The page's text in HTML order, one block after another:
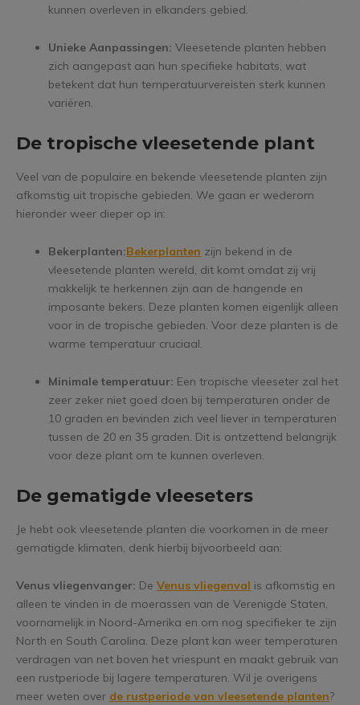
kunnen overleven in elkanders gebied.
Unieke Aanpassingen: Vleesetende planten hebben
zich aangepast aan hun specifieke habitats, wat
betekent dat hun temperatuurvereisten sterk kunnen
variëren.
De tropische vleesetende plant
Veel van de populaire en bekende vleesetende planten zijn
afkomstig uit tropische gebieden. We gaan er wederom
hieronder weer dieper op in:
Bekerplanten:Bekerplanten zijn bekend in de
vleesetende planten wereld, dit komt omdat zij vrij
makkelijk te herkennen zijn aan de hangende en
imposante bekers. Deze planten komen eigenlijk alleen
voor in de tropische gebieden. Voor deze planten is de
warme temperatuur cruciaal.
Minimale temperatuur: Een tropische vleeseter zal het
zeer zeker niet goed doen bij temperaturen onder de
10 graden en bevinden zich veel liever in temperaturen
tussen de 20 en 35 graden. Dit is ontzettend belangrijk
voor deze plant om te kunnen overleven.
De gematigde vleeseters
Je hebt ook vleesetende planten die voorkomen in de meer
gematigde klimaten, denk hierbij bijvoorbeeld aan:
Venus vliegenvanger: De Venus vliegenval is afkomstig en
alleen te vinden in de moerassen van de Verenigde Staten,
voornamelijk in Noord-Amerika en om nog specifieker te zijn
North en South Carolina. Deze plant kan weer temperaturen
verdragen van net boven het vriespunt en maakt gebruik van
een rustperiode bij lagere temperaturen. Wil je overigens
meer weten over de rustperiode van vleesetende planten?